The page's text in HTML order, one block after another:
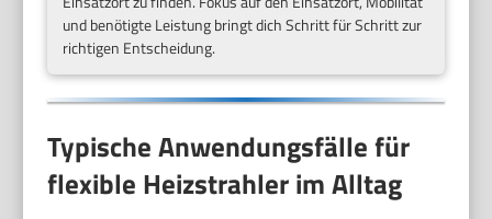
und benötigte Leistung bringt dich Schritt für Schritt zur
richtigen Entscheidung.
Typische Anwendungsfälle für
flexible Heizstrahler im Alltag